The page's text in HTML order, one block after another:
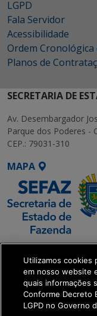
LGPD
Fala Servidor
Acessibilidade
Ordem
Planos de
SECRETARIA DE
Av. Desembargador
Parque dos Poderes -
CEP.: 79031-310
MAPA
SETDIG |
Executiva de
Transformação
get_footer();
Utilizamos cookies
em nosso website
quais informações
Conforme Decreto
LGPD no Governo